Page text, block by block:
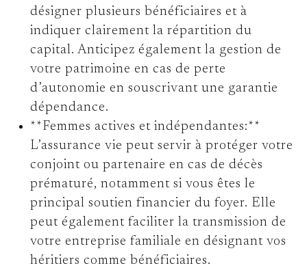
désigner plusieurs bénéficiaires et à
indiquer clairement la répartition du
capital. Anticipez également la gestion de
votre patrimoine en cas de perte
d’autonomie en souscrivant une garantie
dépendance.
**Femmes actives et indépendantes:**
L’assurance vie peut servir à protéger votre
conjoint ou partenaire en cas de décès
prématuré, notamment si vous êtes le
principal soutien financier du foyer. Elle
peut également faciliter la transmission de
votre entreprise familiale en désignant vos
héritiers comme bénéficiaires.